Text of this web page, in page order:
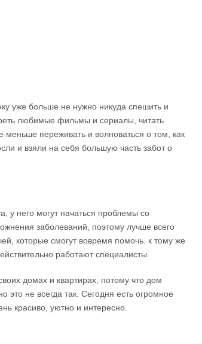
уже больше не нужно никуда спешить и
любимые фильмы и сериалы, читать
меньше переживать и волноваться о том, как
и взяли на себя большую часть забот о
у него могут начаться проблемы со
заболеваний, поэтому лучше всего
которые смогут вовремя помочь. к тому же
работают специалисты.
домах и квартирах, потому что дом
это не всегда так. Сегодня есть огромное
красиво, уютно и интересно.